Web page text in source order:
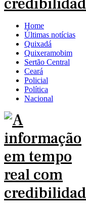
Home
Últimas notícias
Quixadá
Quixeramobim
Sertão Central
Ceará
Policial
Política
Nacional